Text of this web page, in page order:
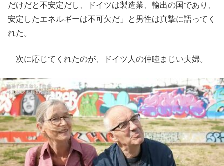
だけだと不安定だし、ドイツは製造業、輸出の国であり、
安定したエネルギーは不可欠だ」と男性は真摯に語ってく
れた。
次に応じてくれたのが、ドイツ人の仲睦まじい夫婦。